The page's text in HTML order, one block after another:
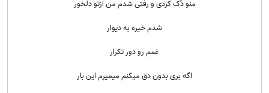
منو دًک کردی و رفتی شدم من ازتو دلخور
شدم خیره به دیوار
غمم رو دور تکرار
اگه بری بدون دق میکنم میمیرم این بار